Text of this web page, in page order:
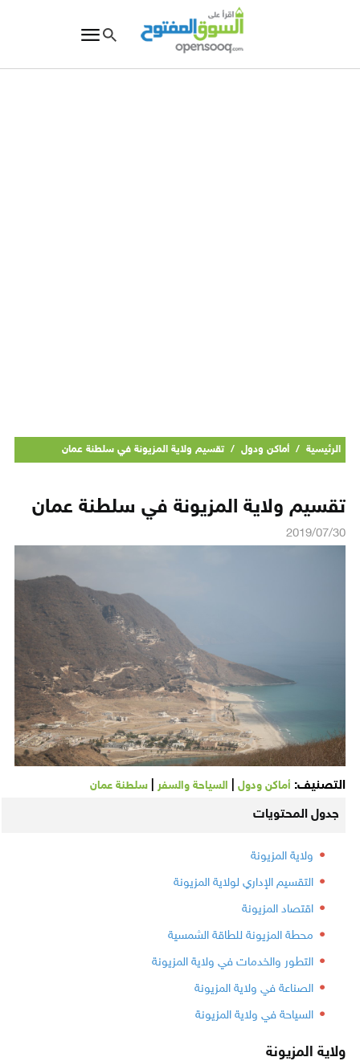
الرئيسية / أماكن ودول / تقسيم ولاية المزيونة في سلطنة عمان
تقسيم ولاية المزيونة في سلطنة عمان
2019/07/30
التصنيف: أماكن ودول| السياحة والسفر سلطنة عمان
جدول المحتويات
ولاية المزيونة
التقسيم الإداري لولاية المزيونة
اقتصاد المزيونة
محطة المزيونة للطاقة الشمسية
التطور والخدمات في ولاية المزيونة
الصناعة في ولاية المزيونة
السياحة في ولاية المزيونة
ولاية المزيونة